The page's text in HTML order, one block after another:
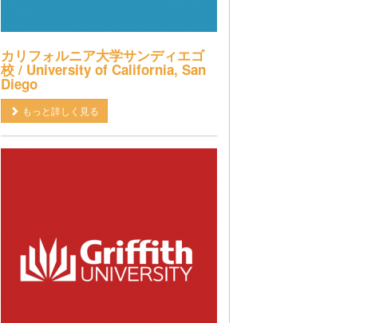
カリフォルニア大学サンディエゴ
校 / University of California, San
Diego
もっと詳しく見る